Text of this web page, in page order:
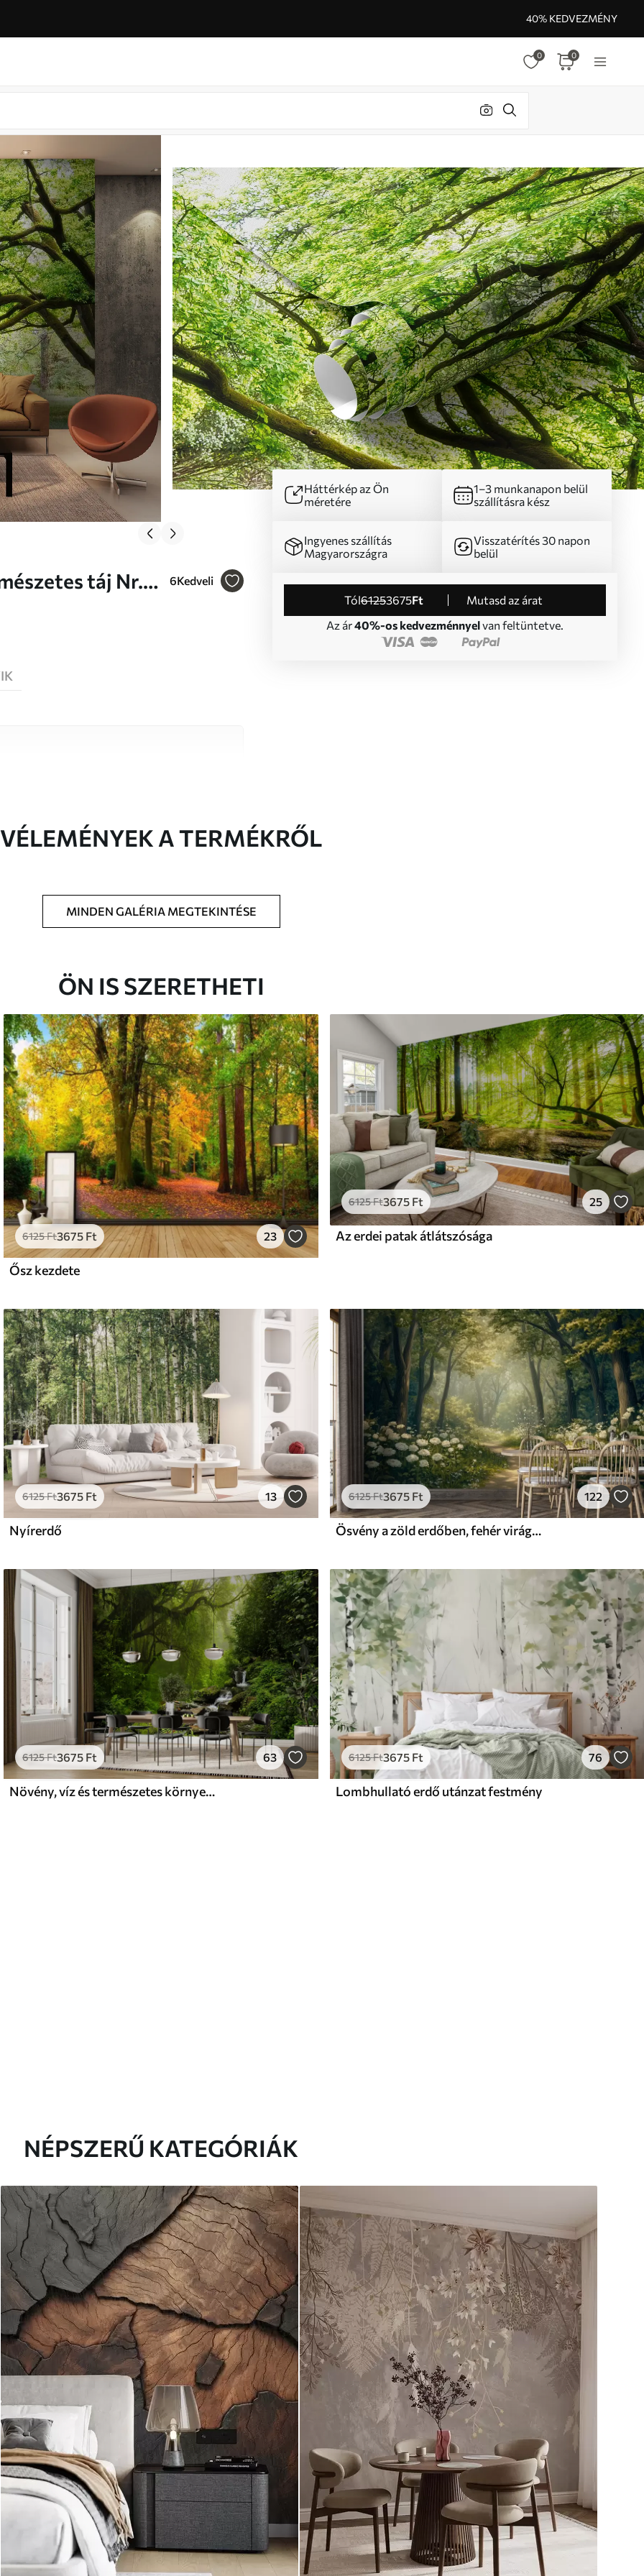
40% KEDVEZMÉNY
0 0
táj Nr.
6Kedveli
Háttérkép az Ön
méretére
1–3 munkanapon belül
szállításra kész
Ingyenes szállítás
Magyarországra
Visszatérítés 30 napon
belül
Tól61253675Ft
Mutasd az árat
Az ár40%-os kedvezménnyelvan feltüntetve.
méretben nyomtatjuk ki, és legfeljebb 50
9499Ft
and Stick
13600Ft/m²
VÉLEMÉNYEK A TERMÉKRŐL
MINDEN GALÉRIA MEGTEKINTÉSE
ÖN IS SZERETHETI
6125Ft3675 Ft 23
Ősz kezdete
6125Ft3675 Ft 25
Az erdei patak átlátszósága
6125Ft3675 Ft 13
Nyírerdő
6125Ft3675 Ft 122
Ösvény a zöld erdőben, fehér virágok, napfény, akril stílusú rajz
6125Ft3675 Ft 63
Növény, víz és természetes környezet
6125Ft3675 Ft 76
Lombhullató erdő utánzat festmény
NÉPSZERŰ KATEGÓRIÁK